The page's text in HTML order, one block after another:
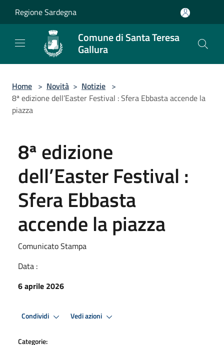
Regione Sardegna
Comune di Santa Teresa
Gallura
Home > Novità > Notizie >
8ª edizione dell’Easter Festival : Sfera Ebbasta accende la
piazza
8ª edizione
dell’Easter Festival :
Sfera Ebbasta
accende la piazza
Comunicato Stampa
Data :
6 aprile 2026
Condividi Vedi azioni
Categorie: